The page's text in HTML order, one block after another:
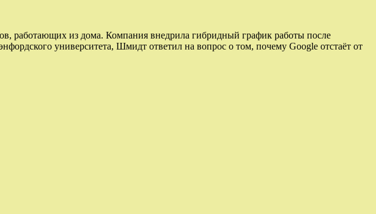
работающих из дома. Компания внедрила гибридный график работы после
университета, Шмидт ответил на вопрос о том, почему Google отстаёт от